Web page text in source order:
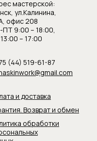
обработки
и доставка
Возврат и обмен
(44) 519-61-87
мастерской:
ул.Калинина,
офис 208
9:00 – 18:00,
– 17:00